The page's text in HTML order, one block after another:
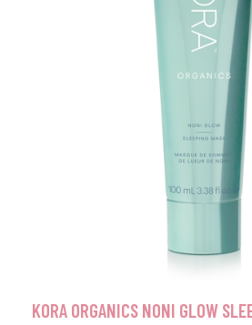
KORA ORGANICS NONI GLOW